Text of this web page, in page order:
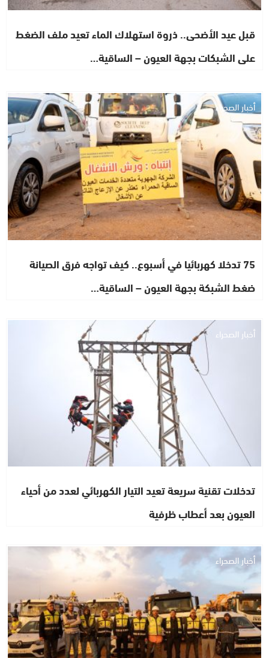
قبل عيد الأضحى.. ذروة استهلاك الماء تعيد ملف الضغط
على الشبكات بجهة العيون – الساقية…
أخبار الصحراء
75 تدخلا كهربائيا في أسبوع.. كيف تواجه فرق الصيانة
ضغط الشبكة بجهة العيون – الساقية…
أخبار الصحراء
تدخلات تقنية سريعة تعيد التيار الكهربائي لعدد من أحياء
العيون بعد أعطاب ظرفية
أخبار الصحراء